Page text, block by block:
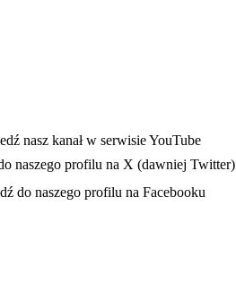
się w nowej karcie
nasz kanał w serwisie YouTube
karcie
naszego profilu na X (dawniej Twitter)
otwiera się w nowej karcie
do naszego profilu na Facebooku